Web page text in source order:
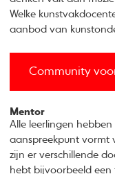
Welke
aanbod van
Community
Mentor
Alle leerlingen
aanspreekpunt vormt
zijn er verschillende
hebt bijvoorbeeld